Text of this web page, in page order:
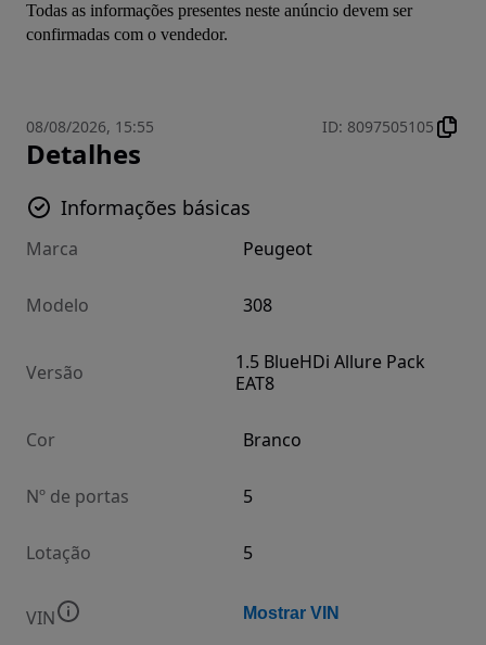
Todas as informações presentes neste anúncio devem ser
confirmadas com o vendedor.
08/08/2026, 15:55 ID: 8097505105
Detalhes
Informações básicas
Marca Peugeot
Modelo 308
Versão
1.5 BlueHDi Allure Pack
EAT8
Cor Branco
Nº de portas 5
Lotação 5
VIN Mostrar VIN